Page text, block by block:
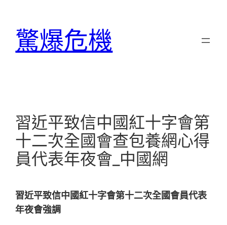
驚爆危機
習近平致信中國紅十字會第
十二次全國會查包養網心得
員代表年夜會_中國網
習近平致信中國紅十字會第十二次全國會員代表
年夜會強調